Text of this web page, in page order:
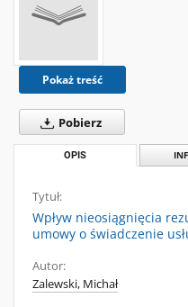
Pokaż treść
Pobierz
OPIS
Tytuł:
Wpływ nieosiągnięcia
umowy o świadczenie
Autor:
Zalewski, Michał